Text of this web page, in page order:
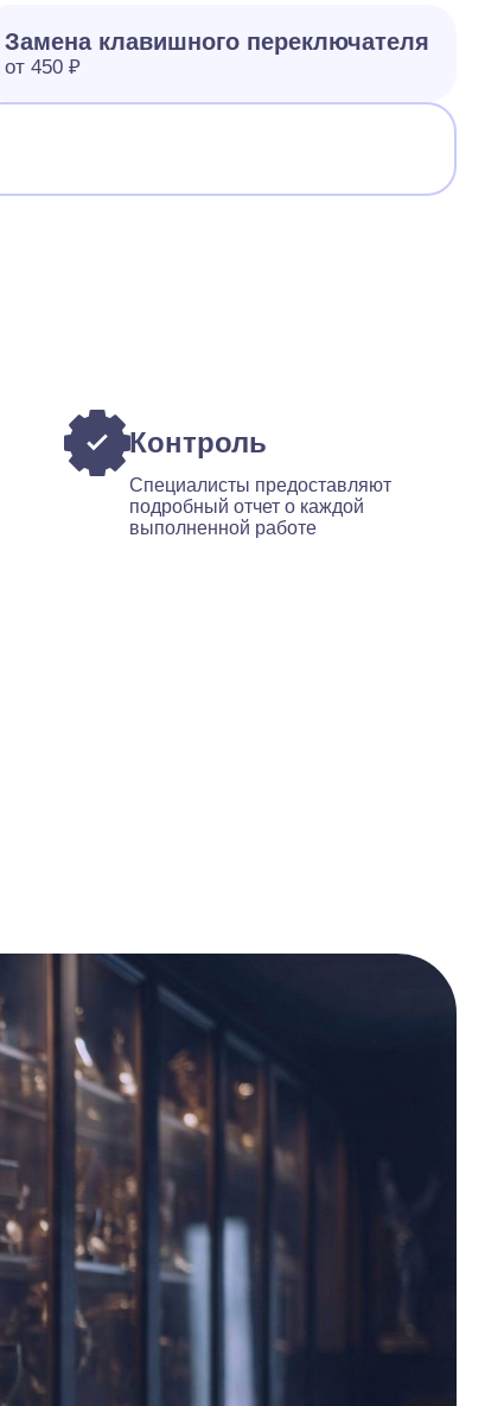
Замена клавишного переключателя
от 450 ₽
Контроль
Специалисты предоставляют
подробный отчет о каждой
выполненной работе